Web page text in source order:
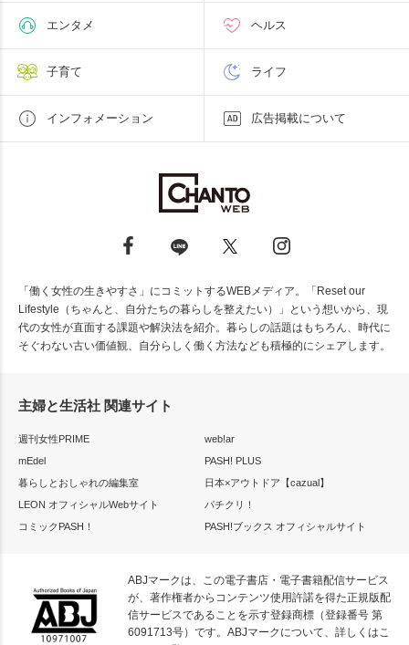
エンタメ ヘルス
子育て ライフ
インフォメーション 広告掲載について
「働く女性の生きやすさ」にコミットするWEBメディア。「Reset our
Lifestyle（ちゃんと、自分たちの暮らしを整えたい）」という想いから、現
代の女性が直面する課題や解決法を紹介。暮らしの話題はもちろん、時代に
そぐわない古い価値観、自分らしく働く方法なども積極的にシェアします。
主婦と生活社 関連サイト
週刊女性PRIME
web!ar
mEdel
PASH! PLUS
暮らしとおしゃれの編集室
日本×アウトドア【cazual】
LEON オフィシャルWebサイト
パチクリ！
コミックPASH！
PASH!ブックス オフィシャルサイト
ABJマークは、この電子書店・電子書籍配信サービス
が、著作権者からコンテンツ使用許諾を得た正規版配
信サービスであることを示す登録商標（登録番号 第
6091713号）です。ABJマークについて、詳しくはこ